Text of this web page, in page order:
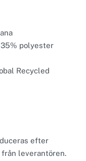
polyester
Recycled
efter
leverantören.